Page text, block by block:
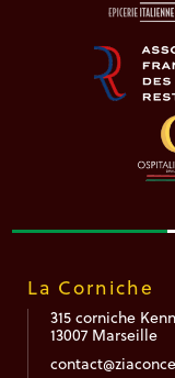
La Corniche
315 corniche
13007 Marseille